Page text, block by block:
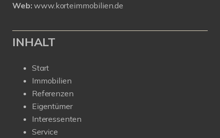
Web: www.korteimmobilien.de
INHALT
Start
Immobilien
Referenzen
Eigentümer
Interessenten
Service